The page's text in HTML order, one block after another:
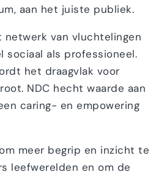
aan het juiste publiek.
van vluchtelingen
sociaal als professioneel.
het draagvlak voor
NDC hecht waarde aan
caring- en empowering
meer begrip en inzicht te
leefwerelden en om de